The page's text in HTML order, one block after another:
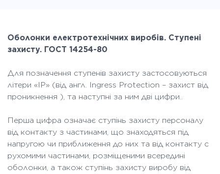
Оболонки електротехнічних виробів. Ступені
захисту. ГОСТ 14254-80
Для позначення ступенів захисту застосовуються
літери «ІР» (від англ. Ingress Protection – захист від
проникнення ), та наступні за ним дві цифри..
Перша цифра означає ступінь захисту персоналу
від контакту з частинами, що знаходяться під
напругою чи приближення до них та від контакту с
рухомими частинами, розміщеними всередині
оболонки, а також ступінь захисту виробу від